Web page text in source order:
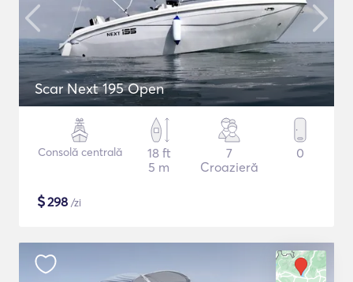
Scar Next 195 Open
Consolă centrală
18 ft
5 m
7
Croazieră
0
$298 /zi